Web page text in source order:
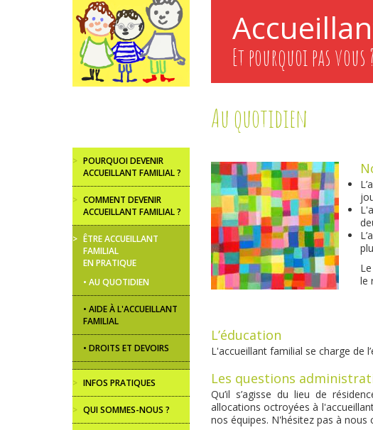
Et pourquoi pas vous ?
> POURQUOI DEVENIR
ACCUEILLANT FAMILIAL ?
> COMMENT DEVENIR
ACCUEILLANT FAMILIAL ?
> ÊTRE ACCUEILLANT
FAMILIAL
EN PRATIQUE
AU QUOTIDIEN
AIDE À L'ACCUEILLANT
FAMILIAL
DROITS ET DEVOIRS
> INFOS PRATIQUES
> QUI SOMMES-NOUS ?
Au quotidien
le
L’éducation
L'accueillant familial se charge de
Les questions
Qu’il s’agisse du lieu de
allocations octroyées à
nos équipes. N'hésitez pas à